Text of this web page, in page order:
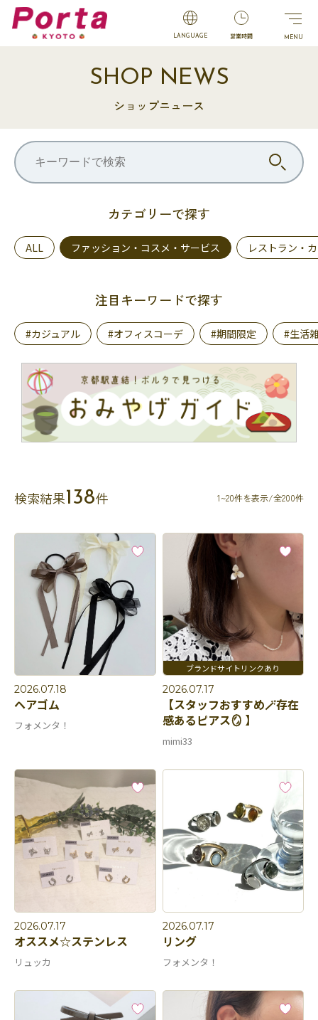
LANGUAGE 営業時間
SHOP NEWS
ショップニュース
カテゴリーで探す
ALL ファッション・コスメ・サービス レストラン・
注目キーワードで探す
#カジュアル #オフィスコーデ #期間限定 #生活
検索結果138件 1~20件を表示/全200件
2026.07.18
ヘアゴム
フォメンタ！
2026.07.17
【スタッフおすすめ🪄存在
感あるピアス🪞 】
mimi33
2026.07.17
オススメ☆ステンレス
リュッカ
2026.07.17
リング
フォメンタ！